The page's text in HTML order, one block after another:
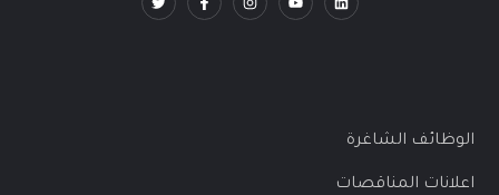
الوظائف الشاغرة
اعلانات المناقصات